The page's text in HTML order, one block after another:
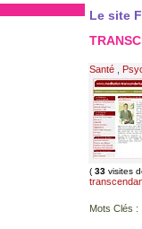
Le site
Santé
( 33 visites
Mots Clés :